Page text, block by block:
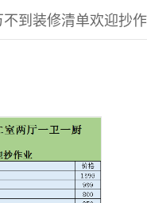
到装修清单欢迎抄